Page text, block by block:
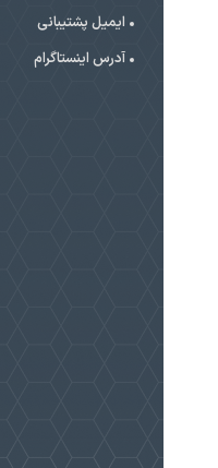
ایمیل پشتیبانی
آدرس اینستاگرام